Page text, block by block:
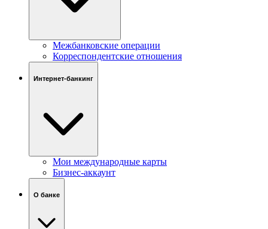
Межбанковские операции
Корреспондентские отношения
Интернет-банкинг
Мои международные карты
Бизнес-аккаунт
О банке